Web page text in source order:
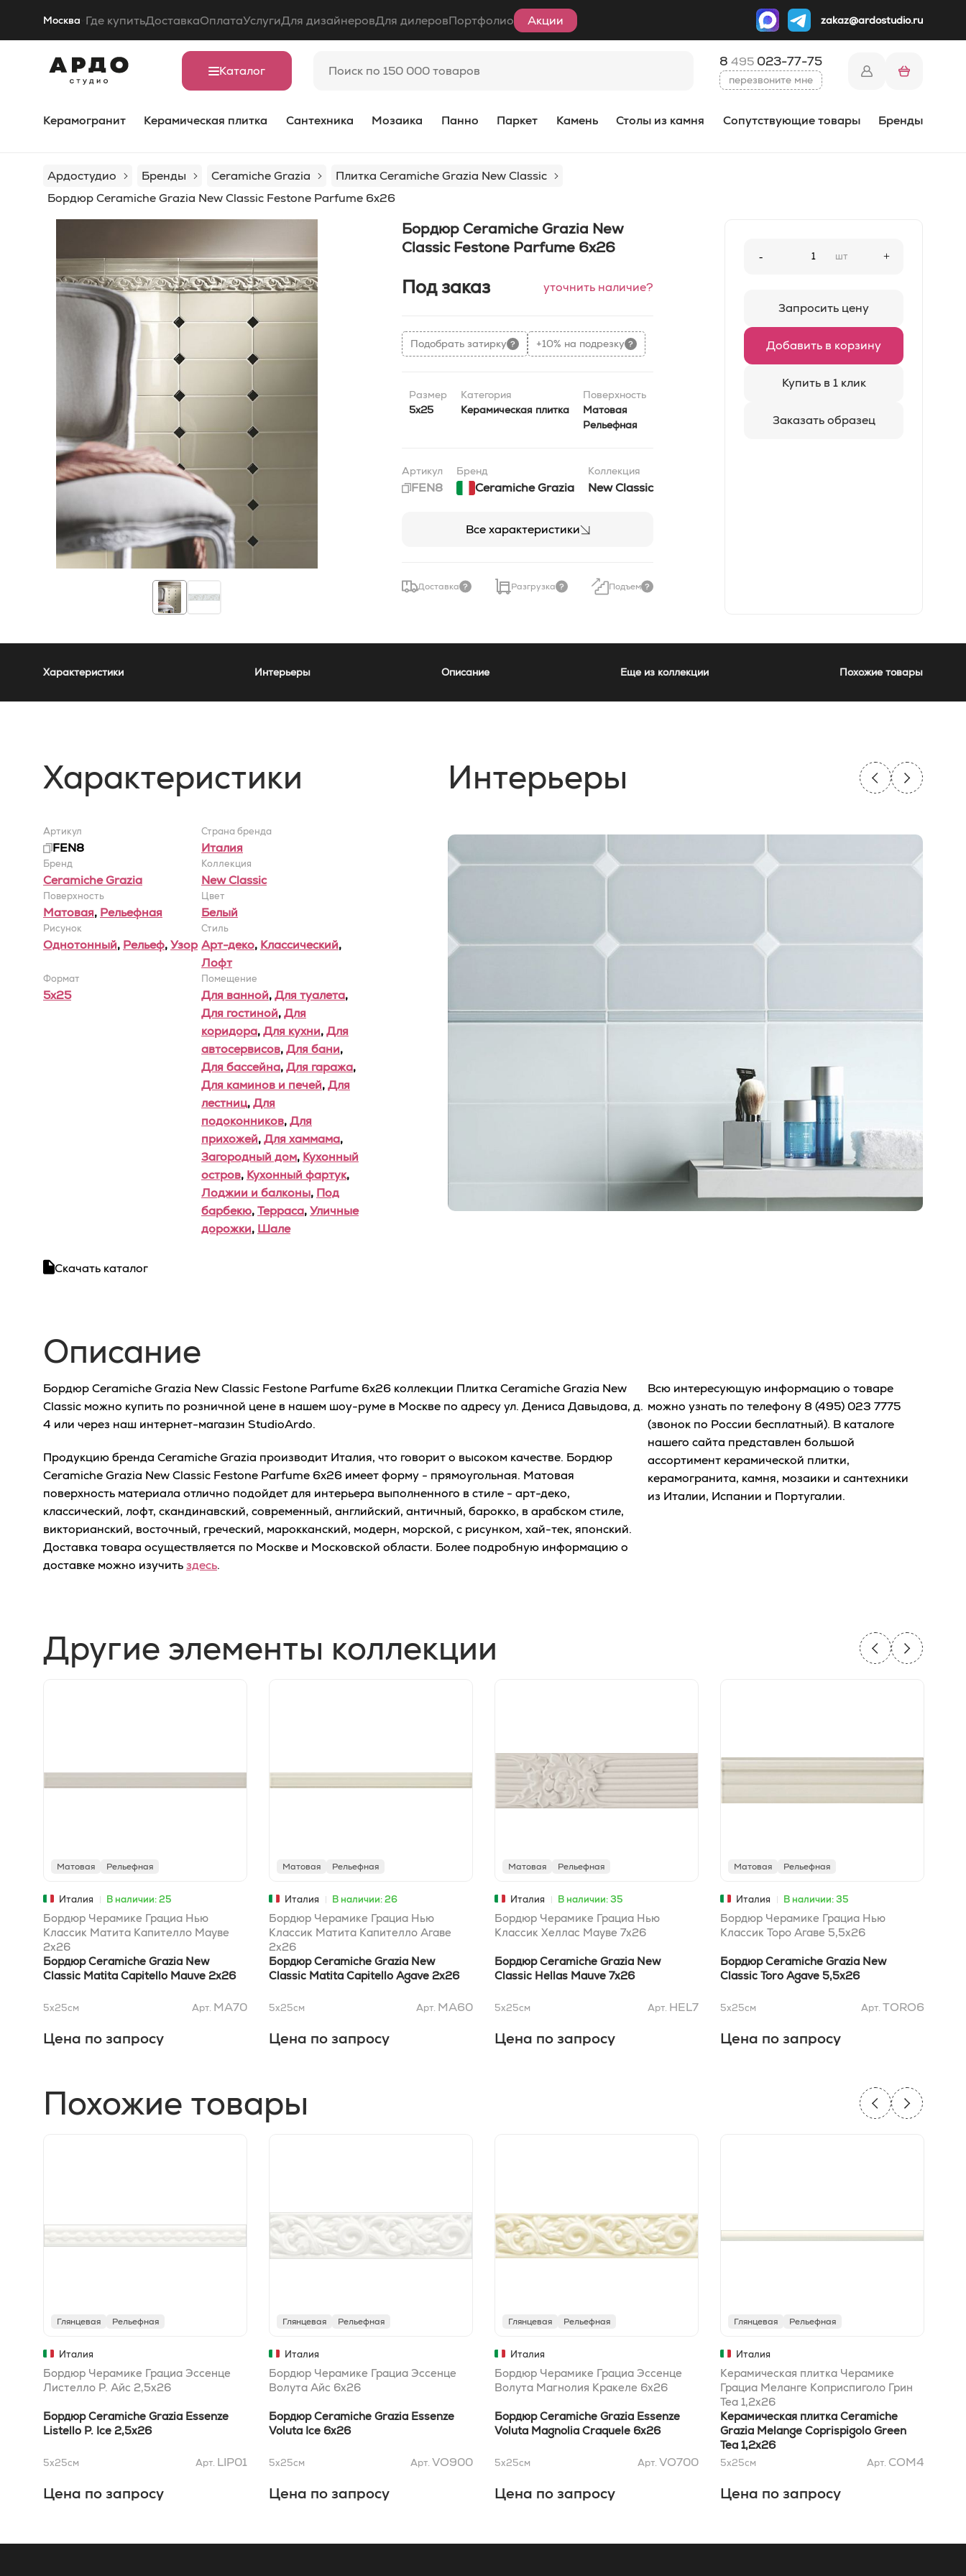
Москва Где купитьДоставкаОплатаУслугиДля дизайнеровДля дилеровПортфолио Акции zakaz@ardostudio.ru
Каталог
8 495 023-77-75
перезвоните мне
Керамогранит Керамическая плитка Сантехника Мозаика Панно Паркет Камень Столы из камня Сопутствующие товары Бренды
Ардостудио Бренды Ceramiche Grazia
Плитка Ceramiche Grazia New Classic
Бордюр Ceramiche Grazia New Classic Festone Parfume 6x26
Бордюр Ceramiche Grazia New
Classic Festone Parfume 6x26
Под заказ уточнить наличие?
Подобрать затирку +10% на подрезку
Размер
5x25
Категория
Керамическая плитка
Поверхность
Матовая
Рельефная
Артикул
FEN8
Бренд
Ceramiche Grazia
Коллекция
New Classic
Все характеристики
Доставка Разгрузка Подъем
- шт +
Запросить цену
Добавить в корзину
Купить в 1 клик
Заказать образец
Характеристики Интерьеры Описание Еще из коллекции Похожие товары
Характеристики
Артикул
FEN8
Страна бренда
Италия
Бренд
Ceramiche Grazia
Коллекция
New Classic
Поверхность
Матовая, Рельефная
Цвет
Белый
Рисунок
Однотонный, Рельеф,Узор
Стиль
Арт-деко, Классический,
Лофт
Формат
5x25
Помещение
Для ванной,Для туалета,
Для гостиной,Для
коридора,Для кухни,Для
автосервисов,Для бани,
Для бассейна,Для гаража,
Для каминов и печей,Для
лестниц,Для
подоконников,Для
прихожей,Для хаммама,
Загородный дом, Кухонный
остров, Кухонный фартук,
Лоджии и балконы, Под
барбекю,Терраса,Уличные
дорожки, Шале
Скачать каталог
Интерьеры
Описание
Бордюр Ceramiche Grazia New Classic Festone Parfume 6x26 коллекции Плитка Ceramiche Grazia New
Classic можно купить по розничной цене в нашем шоу-руме в Москве по адресу ул. Дениса Давыдова, д.
4 или через наш интернет-магазин StudioArdo.
Продукцию бренда Ceramiche Grazia производит Италия, что говорит о высоком качестве. Бордюр
Ceramiche Grazia New Classic Festone Parfume 6x26 имеет форму - прямоугольная. Матовая
поверхность материала отлично подойдет для интерьера выполненного в стиле - арт-деко,
классический, лофт, скандинавский, современный, английский, античный, барокко, в арабском стиле,
викторианский, восточный, греческий, марокканский, модерн, морской, с рисунком, хай-тек, японский.
Доставка товара осуществляется по Москве и Московской области. Более подробную информацию о
доставке можно изучитьздесь.
Всю интересующую информацию о товаре
можно узнать по телефону 8 (495) 023 7775
(звонок по России бесплатный). В каталоге
нашего сайта представлен большой
ассортимент керамической плитки,
керамогранита, камня, мозаики и сантехники
из Италии, Испании и Португалии.
Другие элементы коллекции
Матовая Рельефная
Италия В наличии: 25
Бордюр Черамике Грациа Нью
Классик Матита Капителло Мауве
2x26
Бордюр Ceramiche Grazia New
Classic Matita Capitello Mauve 2x26
5x25см Арт. MA70
Цена по запросу
Матовая Рельефная
Италия В наличии: 26
Бордюр Черамике Грациа Нью
Классик Матита Капителло Агаве
2x26
Бордюр Ceramiche Grazia New
Classic Matita Capitello Agave 2x26
5x25см Арт. MA60
Цена по запросу
Матовая Рельефная
Италия В наличии: 35
Бордюр Черамике Грациа Нью
Классик Хеллас Мауве 7x26
Бордюр Ceramiche Grazia New
Classic Hellas Mauve 7x26
5x25см Арт. HEL7
Цена по запросу
Матовая Рельефная
Италия В наличии: 35
Бордюр Черамике Грациа Нью
Классик Торо Агаве 5,5x26
Бордюр Ceramiche Grazia New
Classic Toro Agave 5,5x26
5x25см Арт. TORO6
Цена по запросу
Похожие товары
Глянцевая Рельефная
Италия
Бордюр Черамике Грациа Эссенце
Листелло P. Айс 2,5x26
Бордюр Ceramiche Grazia Essenze
Listello P. Ice 2,5x26
5x25см Арт. LIP01
Цена по запросу
Глянцевая Рельефная
Италия
Бордюр Черамике Грациа Эссенце
Волута Айс 6x26
Бордюр Ceramiche Grazia Essenze
Voluta Ice 6x26
5x25см Арт. VO900
Цена по запросу
Глянцевая Рельефная
Италия
Бордюр Черамике Грациа Эссенце
Волута Магнолия Кракеле 6x26
Бордюр Ceramiche Grazia Essenze
Voluta Magnolia Craquele 6x26
5x25см Арт. VO700
Цена по запросу
Глянцевая Рельефная
Италия
Керамическая плитка Черамике
Грациа Меланге Коприспиголо Грин
Теа 1,2x26
Керамическая плитка Ceramiche
Grazia Melange Coprispigolo Green
Tea 1,2x26
5x25см Арт. COM4
Цена по запросу